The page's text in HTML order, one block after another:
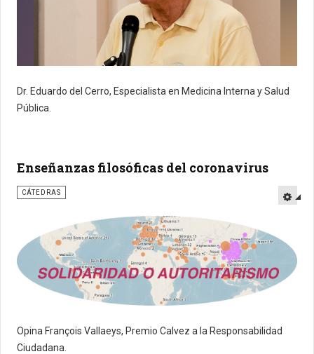
Dr. Eduardo del Cerro, Especialista en Medicina Interna y Salud
Pública.
Enseñanzas filosóficas del coronavirus
CÁTEDRAS
Opina François Vallaeys, Premio Calvez a la Responsabilidad
Ciudadana.